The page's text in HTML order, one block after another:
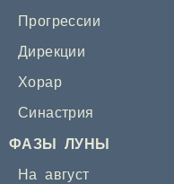
Прогрессии
Дирекции
Хорар
Синастрия
ФАЗЫ ЛУНЫ
На август